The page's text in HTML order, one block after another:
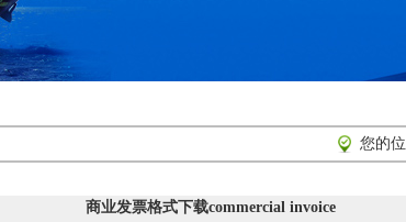
您的
商业发票格式下载commercial invoice